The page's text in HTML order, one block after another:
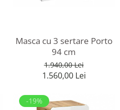
Masca cu 3 sertare Porto
94 cm
1.940,00 Lei
1.560,00 Lei
-19%